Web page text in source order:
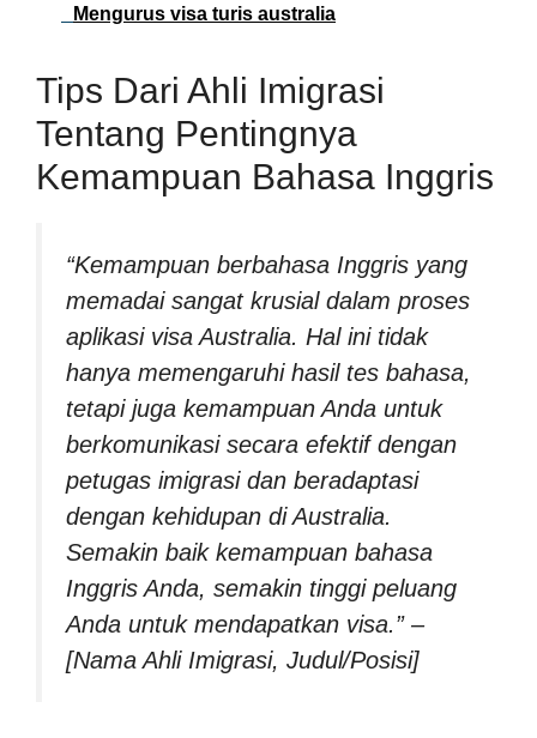
Mengurus visa turis australia
Tips Dari Ahli Imigrasi
Tentang Pentingnya
Kemampuan Bahasa Inggris
“Kemampuan berbahasa Inggris yang
memadai sangat krusial dalam proses
aplikasi visa Australia. Hal ini tidak
hanya memengaruhi hasil tes bahasa,
tetapi juga kemampuan Anda untuk
berkomunikasi secara efektif dengan
petugas imigrasi dan beradaptasi
dengan kehidupan di Australia.
Semakin baik kemampuan bahasa
Inggris Anda, semakin tinggi peluang
Anda untuk mendapatkan visa.” –
[Nama Ahli Imigrasi, Judul/Posisi]